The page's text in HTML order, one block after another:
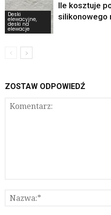
Deski
elewacyjne,
deski na
elewacje
Ile kosztuje
silikonowego
ZOSTAW ODPOWIEDŹ